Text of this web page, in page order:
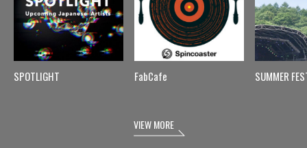
SPOTLIGHT FabCafe SUMMER
VIEW MORE